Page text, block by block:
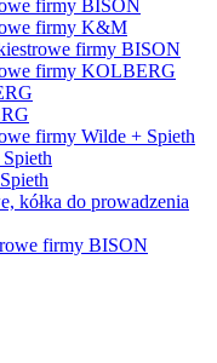
firmy BISON
firmy K&M
firmy BISON
firmy KOLBERG
firmy Wilde + Spieth
kółka do prowadzenia
firmy BISON